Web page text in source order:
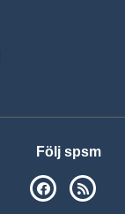
Följ spsm
SPSM på